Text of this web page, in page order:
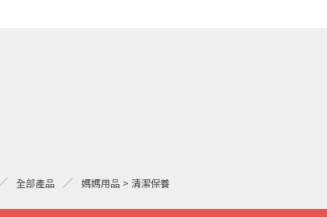
全部產品 媽媽用品 > 清潔保養